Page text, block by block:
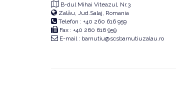
B-dul Mihai Viteazul, Nr.3
Zalău, Jud.Salaj, Romania
Telefon : +40 260 616 959
Fax : +40 260 616 959
E-mail : barnutiu@scsbarnutiuzalau.ro